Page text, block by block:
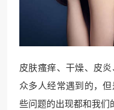
皮肤瘙痒、干燥、皮
众多人经常遇到的，
些问题的出现都和我们